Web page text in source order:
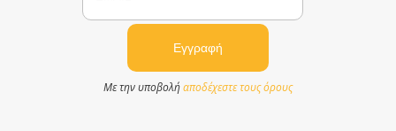
Με την υποβολήαποδέχεστε τους όρους